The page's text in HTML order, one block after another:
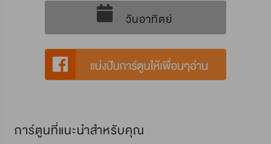
วันอาทิตย์
การ์ตูนที่แนะนำสำหรับคุณ